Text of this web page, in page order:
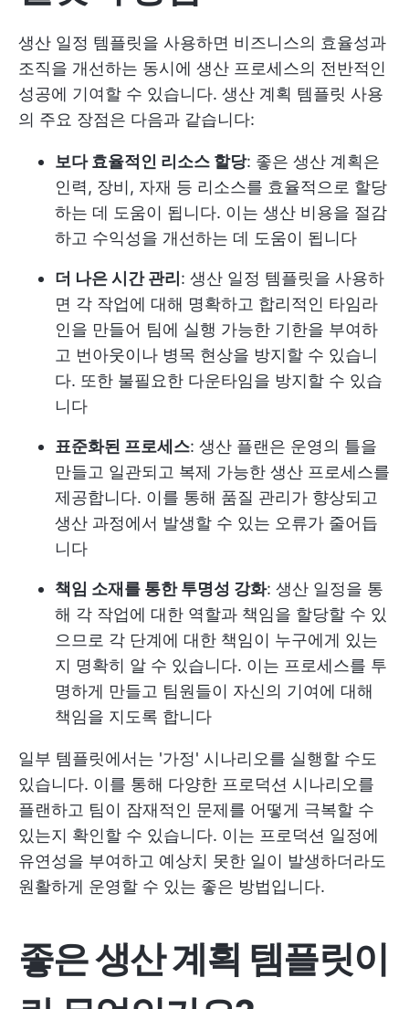
생산 일정 템플릿을 사용하면 비즈니스의 효율성과
조직을 개선하는 동시에 생산 프로세스의 전반적인
성공에 기여할 수 있습니다. 생산 계획 템플릿 사용
의 주요 장점은 다음과 같습니다:
보다 효율적인 리소스 할당: 좋은 생산 계획은
인력, 장비, 자재 등 리소스를 효율적으로 할당
하는 데 도움이 됩니다. 이는 생산 비용을 절감
하고 수익성을 개선하는 데 도움이 됩니다
더 나은 시간 관리 : 생산 일정 템플릿을 사용하
면 각 작업에 대해 명확하고 합리적인 타임라
인을 만들어 팀에 실행 가능한 기한을 부여하
고 번아웃이나 병목 현상을 방지할 수 있습니
다. 또한 불필요한 다운타임을 방지할 수 있습
니다
표준화된 프로세스: 생산 플랜은 운영의 틀을
만들고 일관되고 복제 가능한 생산 프로세스를
제공합니다. 이를 통해 품질 관리가 향상되고
생산 과정에서 발생할 수 있는 오류가 줄어듭
니다
책임 소재를 통한 투명성 강화: 생산 일정을 통
해 각 작업에 대한 역할과 책임을 할당할 수 있
으므로 각 단계에 대한 책임이 누구에게 있는
지 명확히 알 수 있습니다. 이는 프로세스를 투
명하게 만들고 팀원들이 자신의 기여에 대해
책임을 지도록 합니다
일부 템플릿에서는 '가정' 시나리오를 실행할 수도
있습니다. 이를 통해 다양한 프로덕션 시나리오를
플랜하고 팀이 잠재적인 문제를 어떻게 극복할 수
있는지 확인할 수 있습니다. 이는 프로덕션 일정에
유연성을 부여하고 예상치 못한 일이 발생하더라도
원활하게 운영할 수 있는 좋은 방법입니다.
좋은 생산 계획 템플릿이